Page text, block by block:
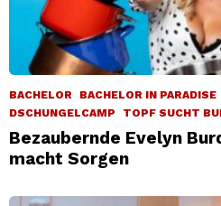
BACHELOR BACHELOR IN PARADISE
DSCHUNGELCAMP
TOPF SUCHT
Bezaubernde Evelyn
macht Sorgen